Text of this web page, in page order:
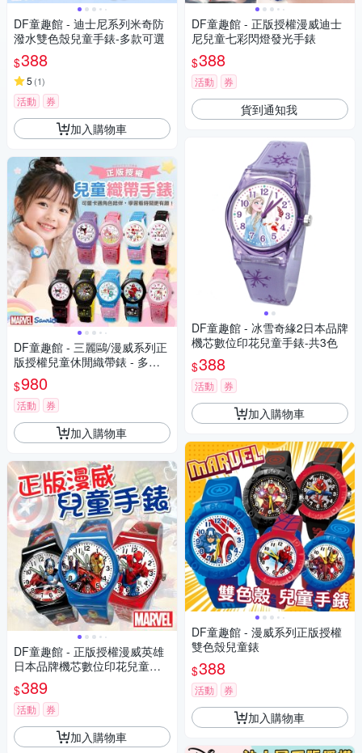
DF童趣館 - 迪士尼系列米奇防
潑水雙色殼兒童手錶-多款可選
$388
5 (1)
活動 券
加入購物車
DF童趣館 - 三麗鷗/漫威系列正
版授權兒童休閒織帶錶 - 多款
可選
$980
活動 券
加入購物車
DF童趣館 - 正版授權漫威英雄
日本品牌機芯數位印花兒童手
錶
$389
活動 券
加入購物車
DF童趣館 - 正版授權漫威迪士
尼兒童七彩閃燈發光手錶
$388
活動 券
貨到通知我
DF童趣館 - 冰雪奇緣2日本品牌
機芯數位印花兒童手錶-共3色
$388
活動 券
加入購物車
DF童趣館 - 漫威系列正版授權
雙色殼兒童錶
$388
活動 券
加入購物車